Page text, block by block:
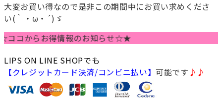
大変お買い得なので是非この期間中にお買い求めくださ
い(｀・ω・´)ゞ
らお得情報のお知らせ☆★
LIPS ON LINE SHOPでも
【クレジットカード決済/コンビニ払い】 可能です ♪♪